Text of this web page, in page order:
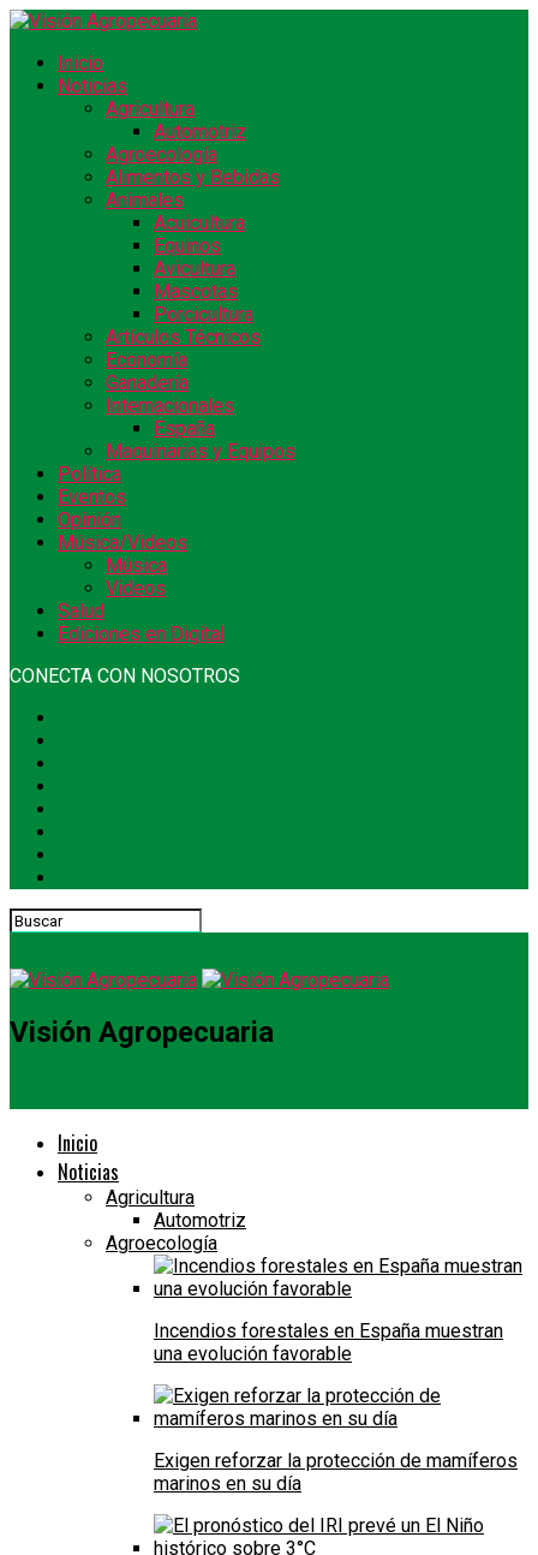
Inicio
Noticias
Agricultura
Automotriz
Agroecología
Alimentos y Bebidas
Animales
Acuicultura
Equinos
Avicultura
Mascotas
Porcicultura
Artículos Técnicos
Economía
Ganadería
Internacionales
España
Maquinarias y Equipos
Política
Eventos
Opinión
Música/Videos
Música
Videos
Salud
Ediciones en Digital
CONECTA CON NOSOTROS
Visión Agropecuaria
Inicio
Noticias
Agricultura
Automotriz
Agroecología
Incendios forestales en España muestran
una evolución favorable
Exigen reforzar la protección de mamíferos
marinos en su día